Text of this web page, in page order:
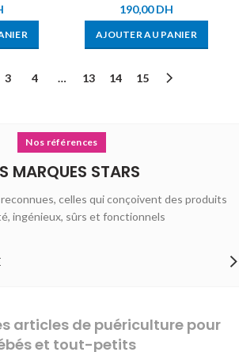
190,00DH
AJOUTER AU PANIER
3 4 … 13 14 15
Nos références
MARQUES STARS
celles qui conçoivent des produits
ingénieux, sûrs et fonctionnels
articles de puériculture pour
et tout-petits